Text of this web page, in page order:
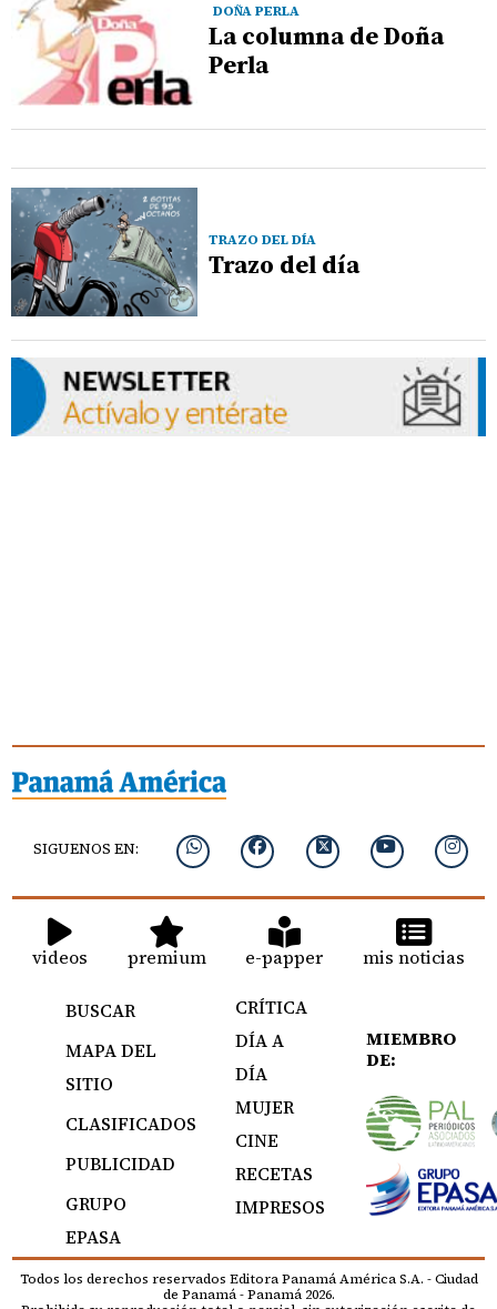
DOÑA PERLA
La columna de Doña
Perla
TRAZO DEL DÍA
Trazo del día
SIGUENOS EN:
videos premium e-papper mis noticias
BUSCAR
MAPA DEL
SITIO
CLASIFICADOS
PUBLICIDAD
GRUPO
EPASA
CRÍTICA
DÍA A
DÍA
MUJER
CINE
RECETAS
IMPRESOS
MIEMBRO
DE:
Todos los derechos reservados Editora Panamá América S.A. - Ciudad
de Panamá - Panamá 2026.